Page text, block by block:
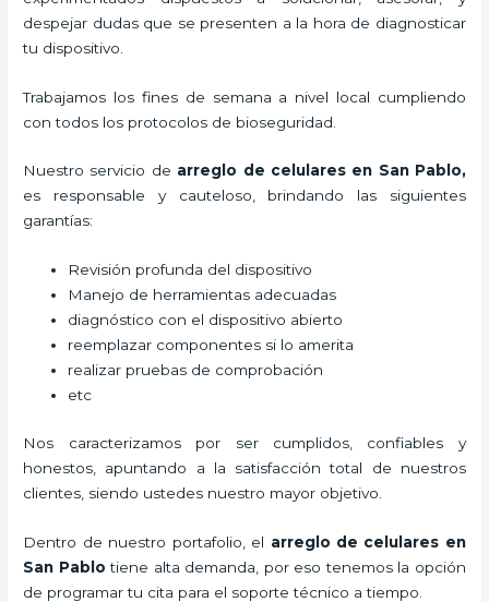
despejar dudas que se presenten a la hora de diagnosticar
tu dispositivo.
Trabajamos los fines de semana a nivel local cumpliendo
con todos los protocolos de bioseguridad.
Nuestro servicio de arreglo de celulares en San Pablo,
es responsable y cauteloso, brindando las siguientes
garantías:
Revisión profunda del dispositivo
Manejo de herramientas adecuadas
diagnóstico con el dispositivo abierto
reemplazar componentes si lo amerita
realizar pruebas de comprobación
etc
Nos caracterizamos por ser cumplidos, confiables y
honestos, apuntando a la satisfacción total de nuestros
clientes, siendo ustedes nuestro mayor objetivo.
Dentro de nuestro portafolio, el arreglo de celulares en
San Pablo tiene alta demanda, por eso tenemos la opción
de programar tu cita para el soporte técnico a tiempo.